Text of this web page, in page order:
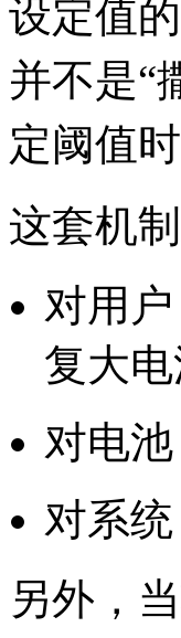
设定值
并不是“
定阈值
这套机
对用
复大电
对电
对系
另外，